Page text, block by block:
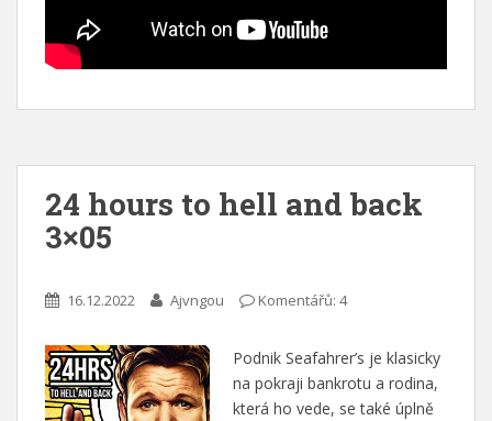
24 hours to hell and back
3×05
16.12.2022 Ajvngou Komentářů: 4
Podnik Seafahrer’s je klasicky
na pokraji bankrotu a rodina,
která ho vede, se také úplně